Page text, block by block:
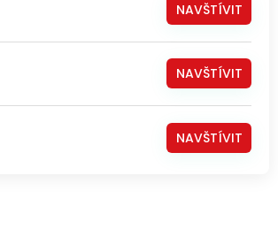
NAVŠTÍVIT
NAVŠTÍVIT
NAVŠTÍVIT